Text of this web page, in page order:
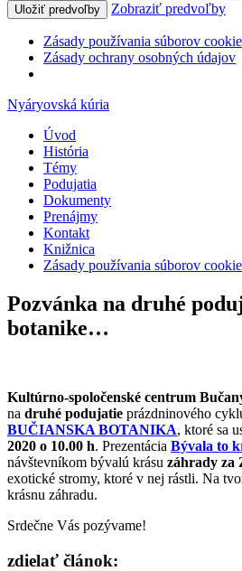
Uložiť predvoľby
Zobraziť predvoľby
Zásady používania súborov cookie
Zásady ochrany osobných údajov
Nyáryovská kúria
Úvod
História
Témy
Podujatia
Dokumenty
Prenájmy
Kontakt
Knižnica
Zásady používania súborov
Pozvánka na druhé
botanike…
Kultúrno-spoločenské centrum
na druhé podujatie prázdninového
BUČIANSKA BOTANIKA, ktoré sa
2020 o 10.00 h. Prezentácia Bývala to
návštevníkom bývalú krásu záhrady za
exotické stromy, ktoré v nej rástli. Na
krásnu záhradu.
Srdečne Vás pozývame!
zdielať článok: